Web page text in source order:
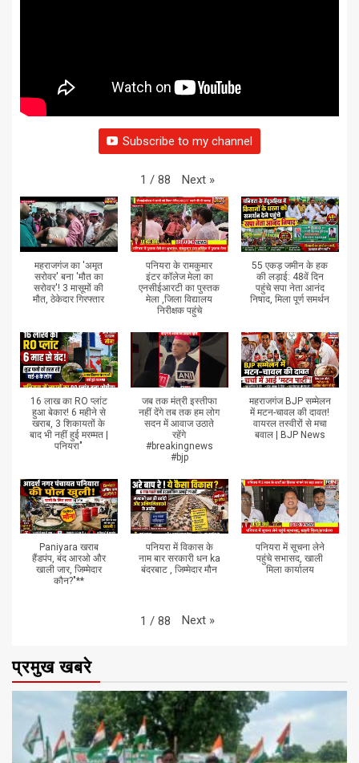
Subscribe to my channel
1 / 88 Next »
महराजगंज का 'अमृत
सरोवर' बना 'मौत का
सरोवर'! 3 मासूमों की
मौत, ठेकेदार गिरफ्तार
पनियरा के रामकुमार
इंटर कॉलेज मेला का
एनसीईआरटी का पुस्तक
मेला ,जिला विद्यालय
निरीक्षक पहुंचे
55 एकड़ जमीन के हक
की लड़ाई: 48वें दिन
पहुंचे सपा नेता आनंद
निषाद, मिला पूर्ण समर्थन
16 लाख का RO प्लांट
हुआ बेकार! 6 महीने से
खराब, 3 शिकायतों के
बाद भी नहीं हुई मरम्मत |
पनियरा"
जब तक मंत्री इस्तीफा
नहीं देंगे तब तक हम लोग
सदन में आवाज उठाते
रहेंगे
#breakingnews
#bjp
महराजगंज BJP सम्मेलन
में मटन-चावल की दावत!
वायरल तस्वीरों से मचा
बवाल | BJP News
Paniyara खराब
हैंडपंप, बंद आरओ और
खाली जार, जिम्मेदार
कौन?"**
पनियरा में विकास के
नाम बार सरकारी धन ka
बंदरबाट , जिम्मेदार मौन
पनियरा में सूचना लेने
पहुंचे सभासद, खाली
मिला कार्यालय
1 / 88 Next »
प्रमुख खबरे